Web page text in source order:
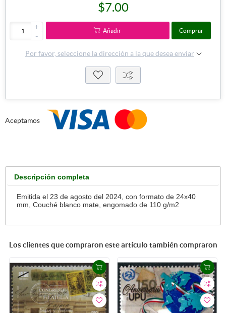
$7.00
+
-
Añadir Comprar
Por favor, seleccione la dirección a la que desea enviar
Aceptamos
Descripción completa
Emitida el 23 de agosto del 2024, con formato de 24x40
mm, Couché blanco mate, engomado de 110 g/m2
Los clientes que compraron este artículo también compraron